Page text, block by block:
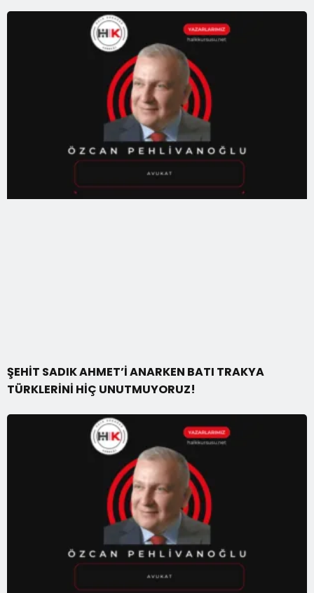
ŞEHİT SADIK AHMET’İ ANARKEN BATI TRAKYA
TÜRKLERİNİ HİÇ UNUTMUYORUZ!